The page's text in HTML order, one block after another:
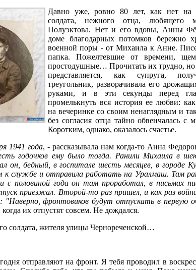
Давно уже, ровно 80 лет, как нет на
солдата, нежного отца, любящего
Полуэктова. Нет и его вдовы, Анны
доме благодарных потомков бережно
военной поры - от Михаила к Анне.
папка. Пожелтевшие от времени,
простодушные… Прочитать их трудно,
представляется, как супруга,
треугольник, разворачивала его
руками, и в эти секунды перед
промелькнуть вся история ее любви:
на вечеринке со своим ненаглядным и
без согласия отца тайно обвенчалась с
Коротким, однако, оказалось счастье.
1941 года, - рассказывала нам когда-то Анна
годочков ему было тогда. Ранили Михаила в
он, бедный, в госпитале шесть месяцев, в городе
к службе и отправила работать на Уралмаш. Там
с половиной года он там проработал, в письмах
приезжал. Второй-то раз пришел, и как раз
"Наверно, фронтовиков будут отпускать в первую
их отпустят совсем. Не дождался.
солдата, жителя улицы Чернореченской…
отправляют на фронт. Я тебя проводил в